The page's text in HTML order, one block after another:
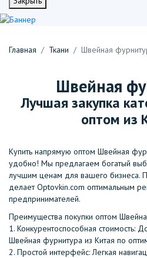
Главная Ткани Швейная
Швейная
Лучшая закупка
оптом из
Купить напрямую оптом Швейная
удобно! Мы предлагаем богатый
лучшим ценам для вашего бизнеса.
делает Optovkin.com оптимальным
предпринимателей.
Преимущества покупки оптом
1.⁠ ⁠Конкурентоспособная стоимость:
Швейная фурнитура из Китая по
2.⁠ ⁠Простой интерфейс: Легкая